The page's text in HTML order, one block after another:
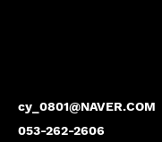
cy_0801@NAVER.COM
053-262-2606